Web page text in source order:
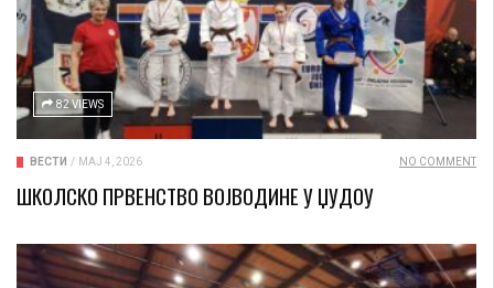
82 VIEWS
ВЕСТИ / МАЈ 4, 2026 NO COMMENT
ШКОЛСКО ПРВЕНСТВО ВОЈВОДИНЕ У ЏУДОУ